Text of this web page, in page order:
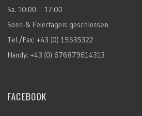
Sa. 10:00 – 17:00
Sonn-& Feiertagen: geschlossen
Tel./Fax: +43 (0) 19535322
Handy: +43 (0) 676879614313
FACEBOOK